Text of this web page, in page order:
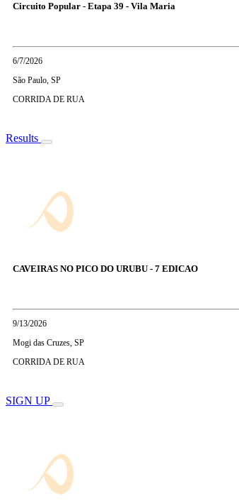
Circuito Popular - Etapa 39 - Vila Maria
6/7/2026
São Paulo, SP
CORRIDA DE RUA
Results
CAVEIRAS NO PICO DO URUBU - 7 EDICAO
9/13/2026
Mogi das Cruzes, SP
CORRIDA DE RUA
SIGN UP